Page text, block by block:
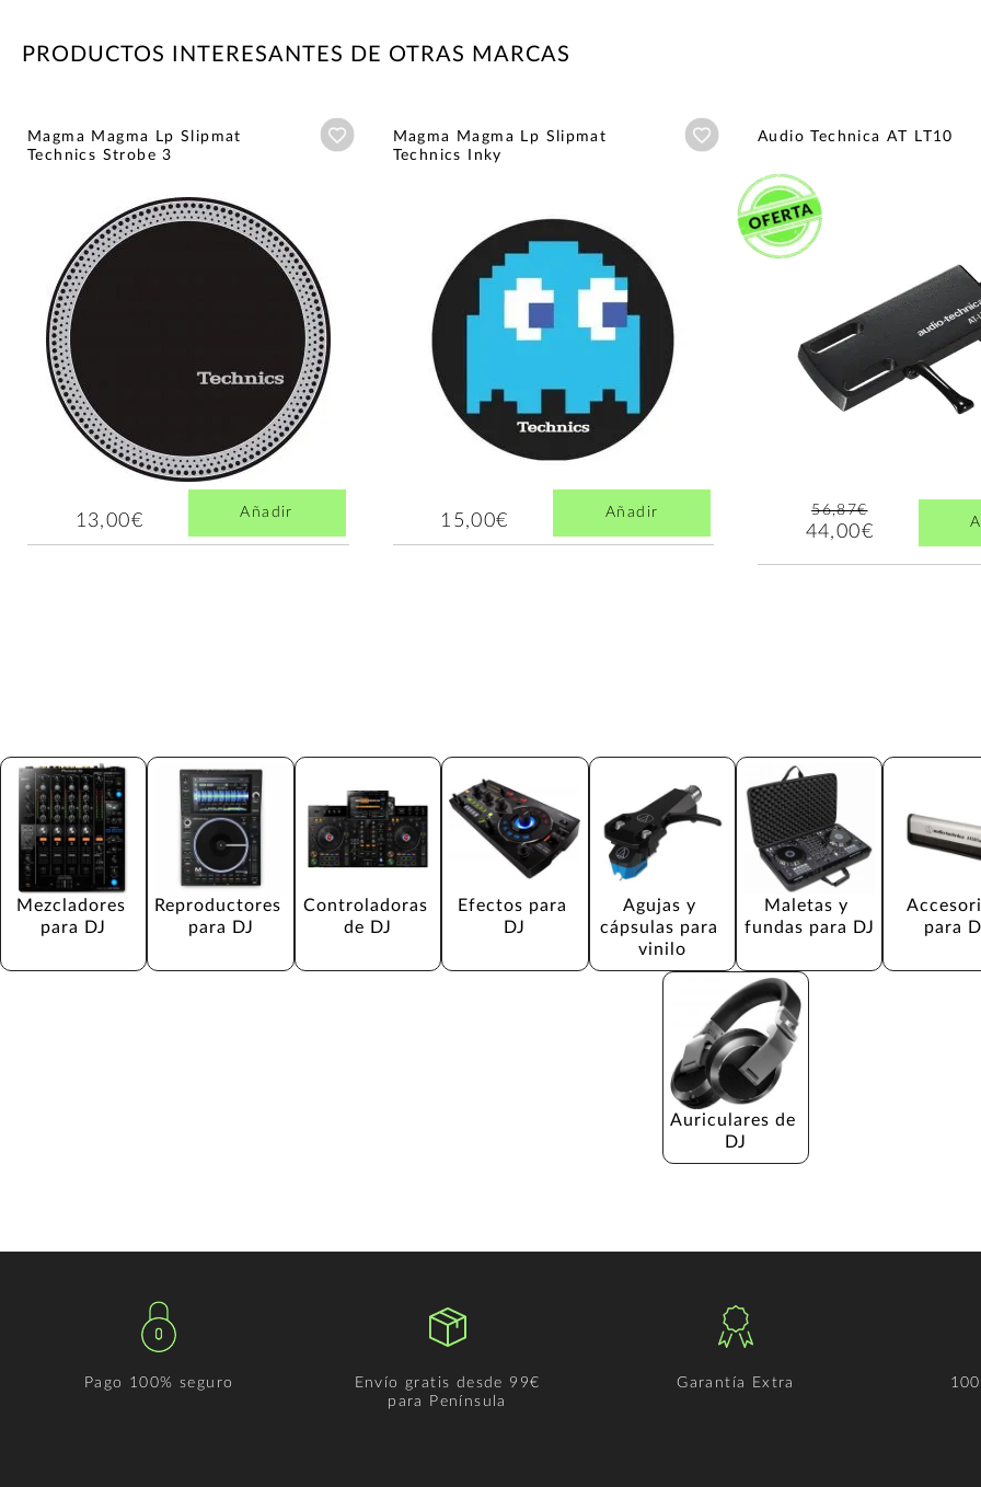
PRODUCTOS INTERESANTES DE OTRAS MARCAS
Magma Magma Lp Slipmat
Technics Strobe 3
Añadir a wishlist
13,00€ Añadir
Magma Magma Lp Slipmat
Technics Inky
Añadir a wishlist
15,00€ Añadir
Audio Technica AT LT10
56,87€
44,00€
Mezcladores
para DJ
Reproductores
para DJ
Controladoras
de DJ
Efectos para
DJ
Agujas y
cápsulas para
vinilo
Maletas y
fundas para DJ
para
Auriculares de
DJ
Pago 100% seguro
Envío gratis desde 99€
para Península
Garantía Extra